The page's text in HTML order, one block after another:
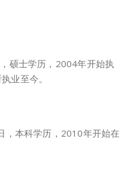
硕士学历，2004年开始执
业至今。
本科学历，2010年开始在